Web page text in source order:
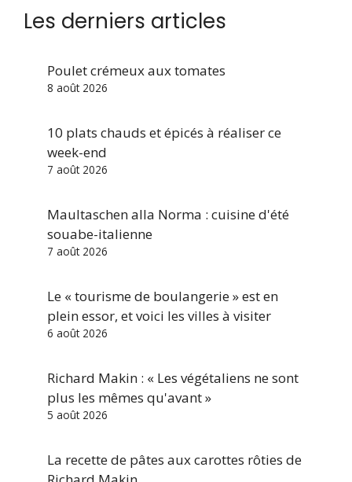
Les derniers articles
Poulet crémeux aux tomates
8 août 2026
10 plats chauds et épicés à réaliser ce
week-end
7 août 2026
Maultaschen alla Norma : cuisine d'été
souabe-italienne
7 août 2026
Le « tourisme de boulangerie » est en
plein essor, et voici les villes à visiter
6 août 2026
Richard Makin : « Les végétaliens ne sont
plus les mêmes qu'avant »
5 août 2026
La recette de pâtes aux carottes rôties de